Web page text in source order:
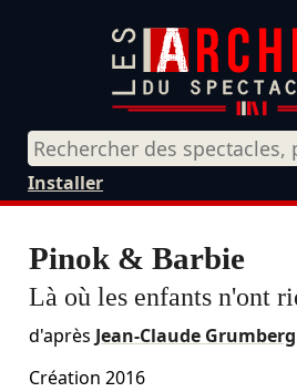
Installer
Pinok & Barbie
Là où les enfants n'ont
d'après Jean-Claude Grumberg
Création 2016